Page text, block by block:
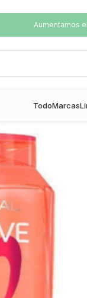
Aumentamos
TodoMarcas